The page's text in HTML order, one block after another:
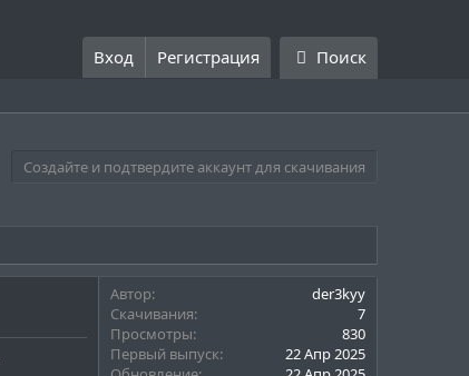
Вход Регистрация Поиск
Создайте и подтвердите аккаунт для скачивания
Автор
der3kyy
Скачивания
7
Просмотры
830
Первый выпуск
22 Апр 2025